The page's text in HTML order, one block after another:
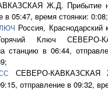
Ж.Д. Прибытие
в 05:47, время стоянки: 0:08;
Россия, Краснодарский
Ключ СЕВЕРО-
станцию в 06:44,
СЕВЕРО-КАВКАЗСКАЯ
отправление в 09:32,